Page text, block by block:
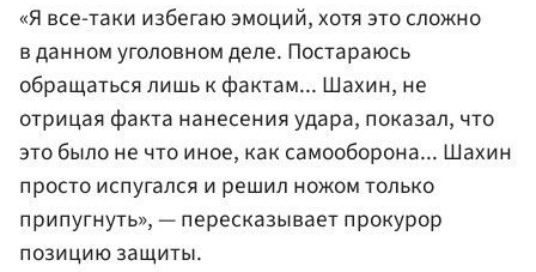
«Я все-таки избегаю эмоций, хотя это сложно
в данном уголовном деле. Постараюсь
обращаться лишь к фактам... Шахин, не
отрицая факта нанесения удара, показал, что
это было не что иное, как самооборона... Шахин
просто испугался и решил ножом только
припугнуть», — пересказывает прокурор
позицию защиты.